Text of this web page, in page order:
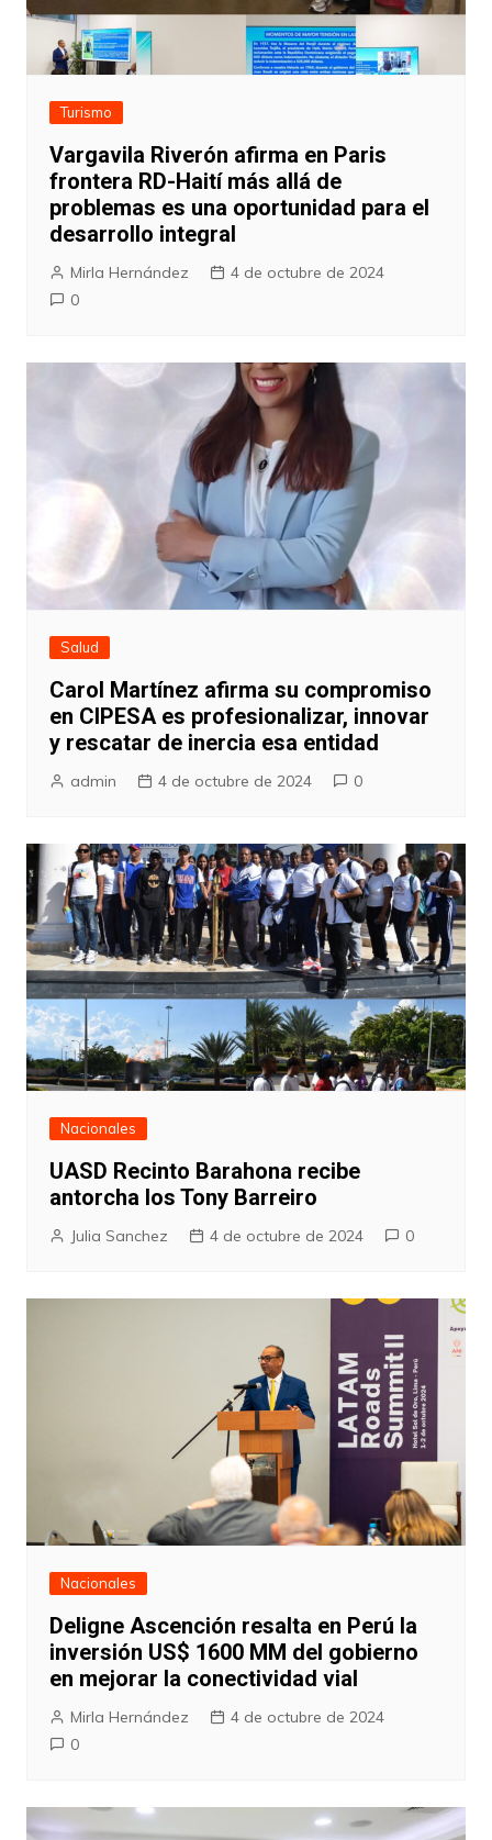
Turismo
Vargavila Riverón afirma en Paris
frontera RD-Haití más allá de
problemas es una oportunidad para el
desarrollo integral
Mirla Hernández
4 de octubre de 2024
0
Salud
Carol Martínez afirma su compromiso
en CIPESA es profesionalizar, innovar
y rescatar de inercia esa entidad
admin 4 de octubre de 2024 0
Nacionales
UASD Recinto Barahona recibe
antorcha los Tony Barreiro
Julia Sanchez 4 de octubre de 2024 0
Nacionales
Deligne Ascención resalta en Perú la
inversión US$ 1600 MM del gobierno
en mejorar la conectividad vial
Mirla Hernández
4 de octubre de 2024
0